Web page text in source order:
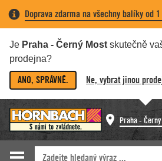
Doprava zdarma na všechny balíky od
Je Praha - Černý Most skutečně
prodejna?
ANO, SPRÁVNĚ. Ne, vybrat jinou
Praha -